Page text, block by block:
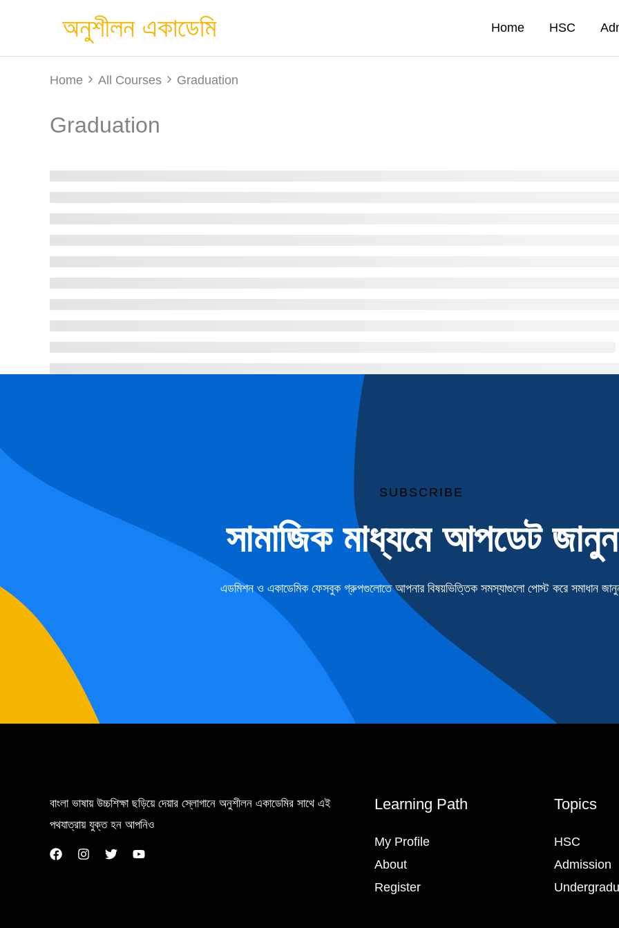
content
অনুশীলন একাডেমি Home HSC
Home All Courses Graduation
Graduation
SUBSCRIBE
সামাজিক মাধ্যমে আপডেট জানুন
এডমিশন ও একাডেমিক ফেসবুক গ্রুপগুলোতে আপনার বিষয়ভিত্তিক সমস্যাগুলো পোস্ট করে সমাধান
বাংলা ভাষায় উচ্চশিক্ষা ছড়িয়ে দেয়ার স্লোগানে অনুশীলন একাডেমির সাথে এই
পথযাত্রায় যুক্ত হন আপনিও
Learning Path
My Profile
About
Register
Topics
HSC
Admission